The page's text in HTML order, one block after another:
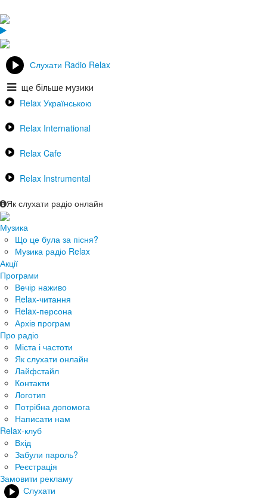
Слухати Radio Relax
ще більше музики
Relax Українською
Relax International
Relax Cafe
Relax Instrumental
Як слухати радіо онлайн
Музика
Що це була за пісня?
Музика радіо Relax
Акції
Програми
Вечір наживо
Relax-читання
Relax-персона
Архів програм
Про радіо
Міста і частоти
Як слухати онлайн
Лайфстайл
Контакти
Логотип
Потрібна допомога
Написати нам
Relax-клуб
Вхід
Забули пароль?
Реєстрація
Замовити рекламу
Слухати